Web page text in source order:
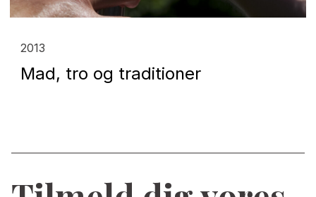
2013
Mad, tro og traditioner